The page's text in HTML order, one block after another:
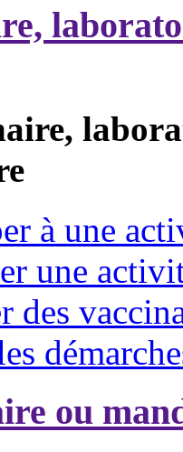
à une
une
des
ou